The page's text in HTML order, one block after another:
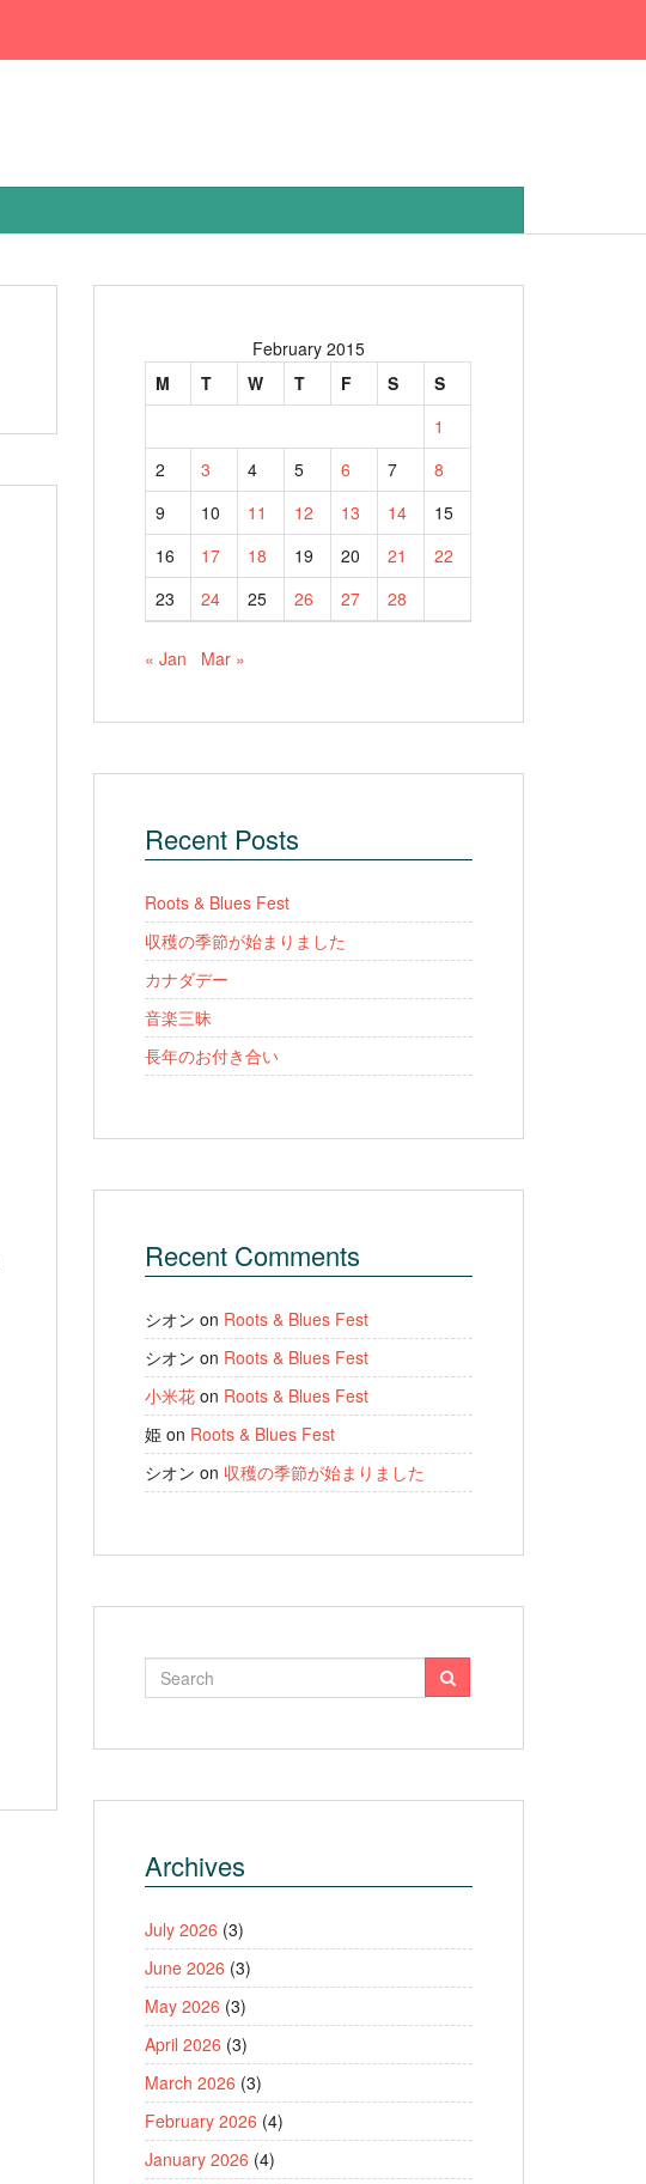
February 2015
M
T W T F S
S
1
2
3 4 5 6 7
8
9
10 11 12 13 14
15
16
17 18 19 20 21
22
23
24 25 26 27 28
« Jan Mar »
Recent Posts
Roots & Blues Fest
収穫の季節が始まりました
カナダデー
音楽三昧
長年のお付き合い
Recent Comments
シオン on Roots & Blues Fest
シオン on Roots & Blues Fest
小米花 on Roots & Blues Fest
姫 on Roots & Blues Fest
シオン on 収穫の季節が始まりました
Archives
July 2026 (3)
June 2026 (3)
May 2026 (3)
April 2026 (3)
March 2026 (3)
February 2026 (4)
January 2026 (4)